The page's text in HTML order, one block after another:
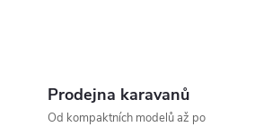
Prodejna karavanů
Od kompaktních modelů až po